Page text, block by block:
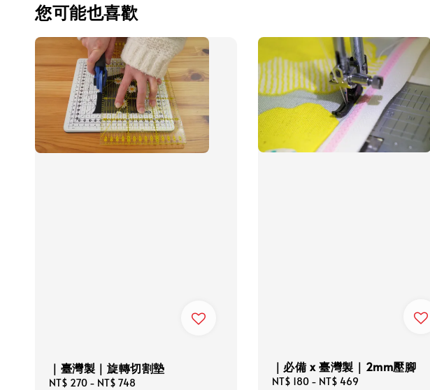
您可能也喜歡
｜臺灣製｜旋轉切割墊
Regular
NT$ 270 - NT$ 748
｜必備 x 臺灣製｜2mm壓腳
Regular
NT$ 180- NT$ 469